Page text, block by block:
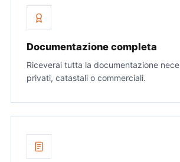
Documentazione completa
Riceverai tutta la documentazione
privati, catastali o commerciali.